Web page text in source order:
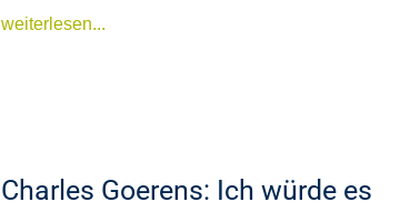
weiterlesen...
Charles Goerens: Ich würde es